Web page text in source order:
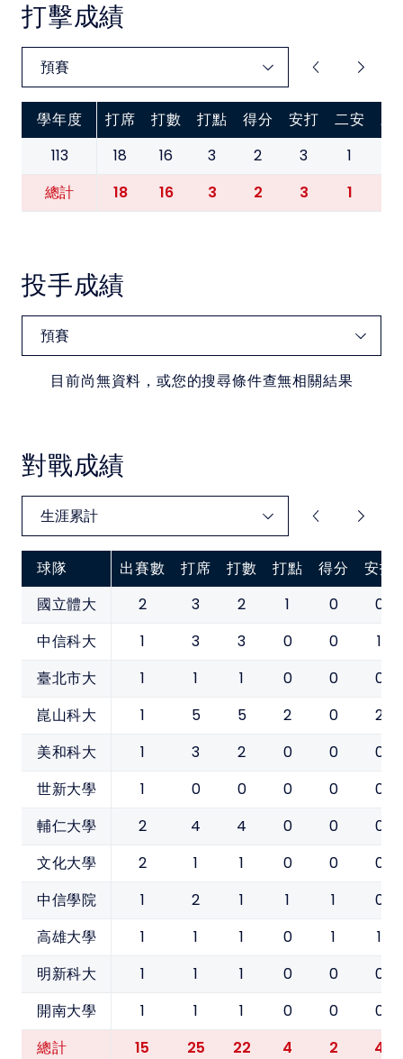
打擊成績
學年度 打席 打數 打點 得分 安打 二安 三
113 18 16 3 2 3 1
總計 18 16 3 2 3 1
投手成績
目前尚無資料，或您的搜尋條件查無相關結果
對戰成績
球隊 出賽數 打席 打數 打點 得分
安打
國立體大
2 3 2 1 0 0
中信科大 1 3 3 0 0 1
臺北市大 1 1 1 0 0 0
崑山科大 1 5 5 2 0 2
美和科大 1 3 2 0 0 0
世新大學 1 0 0 0 0 0
輔仁大學 2 4 4 0 0 0
文化大學 2 1 1 0 0 0
中信學院 1 2 1 1 1 0
高雄大學 1 1 1 0 1 1
明新科大 1 1 1 0 0 0
開南大學 1 1 1 0 0 0
總計 15 25 22 4 2 4